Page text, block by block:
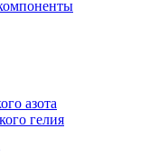
азота
гелия